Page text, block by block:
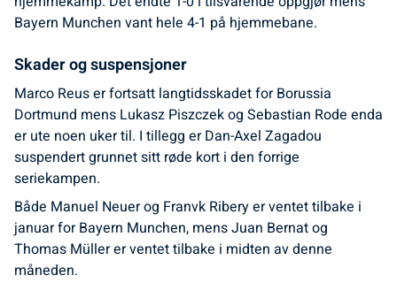
Bayern Munchen vant hele 4-1 på hjemmebane.
Skader og suspensjoner
Marco Reus er fortsatt langtidsskadet for Borussia
Dortmund mens Lukasz Piszczek og Sebastian Rode enda
er ute noen uker til. I tillegg er Dan-Axel Zagadou
suspendert grunnet sitt røde kort i den forrige
seriekampen.
Både Manuel Neuer og Franvk Ribery er ventet tilbake i
januar for Bayern Munchen, mens Juan Bernat og
Thomas Müller er ventet tilbake i midten av denne
måneden.